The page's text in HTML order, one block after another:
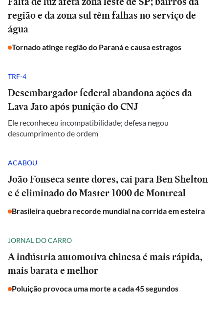
região e da zona sul têm falhas no serviço de
água
Tornado atinge região do Paraná e causa estragos
TRF-4
Desembargador federal abandona ações da
Lava Jato após punição do CNJ
Ele reconheceu incompatibilidade; defesa negou
descumprimento de ordem
ACABOU
João Fonseca sente dores, cai para Ben Shelton
e é eliminado do Master 1000 de Montreal
Brasileira quebra recorde mundial na corrida em esteira
JORNAL DO CARRO
A indústria automotiva chinesa é mais rápida,
mais barata e melhor
Poluição provoca uma morte a cada 45 segundos